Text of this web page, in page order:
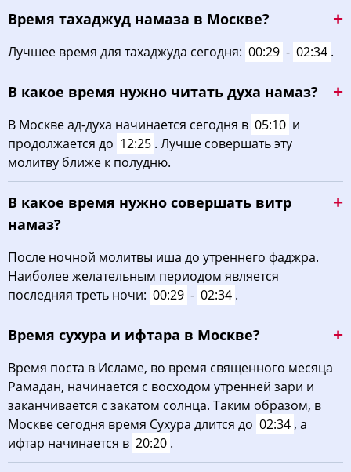
Время тахаджуд намаза в Москве?
Лучшее время для тахаджуда сегодня: 00:29 - 02:34 .
В какое время нужно читать духа намаз?
В Москве ад-духа начинается сегодня в 05:10 и
продолжается до 12:25 . Лучше совершать эту
молитву ближе к полудню.
В какое время нужно совершать витр
намаз?
После ночной молитвы иша до утреннего фаджра.
Наиболее желательным периодом является
последняя треть ночи: 00:29 - 02:34 .
Время сухура и ифтара в Москве?
Время поста в Исламе, во время священного месяца
Рамадан, начинается с восходом утренней зари и
заканчивается с закатом солнца. Таким образом, в
Москве сегодня время Сухура длится до 02:34 , а
ифтар начинается в 20:20 .